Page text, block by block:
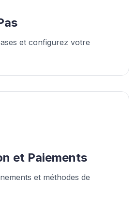
et configurez votre
et Paiements
et méthodes de